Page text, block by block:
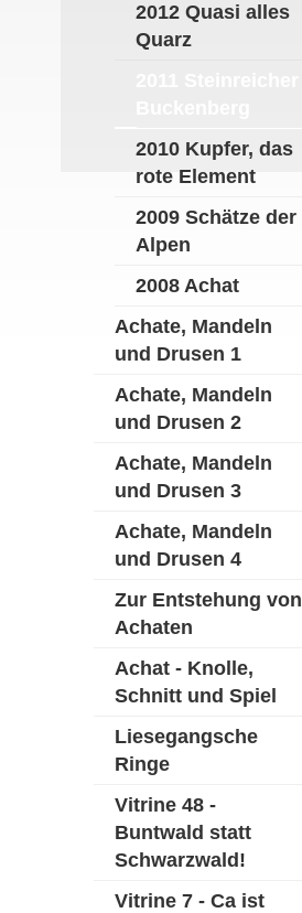
2012 Quasi alles
Quarz
2010 Kupfer, das
rote Element
2009 Schätze der
Alpen
2008 Achat
Achate, Mandeln
und Drusen 1
Achate, Mandeln
und Drusen 2
Achate, Mandeln
und Drusen 3
Achate, Mandeln
und Drusen 4
Zur Entstehung von
Achaten
Achat - Knolle,
Schnitt und Spiel
Liesegangsche
Ringe
Vitrine 48 -
Buntwald statt
Schwarzwald!
Vitrine 7 - Ca ist